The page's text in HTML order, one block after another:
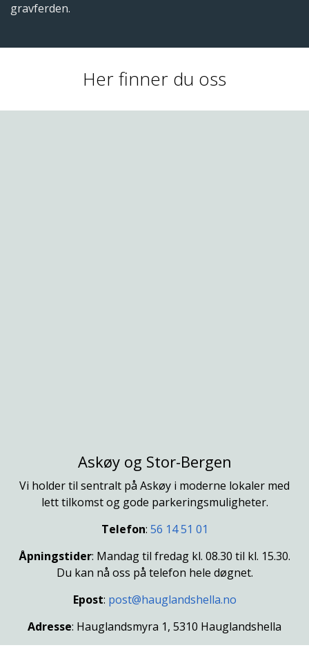
gravferden.
Her finner du oss
Askøy og Stor-Bergen
Vi holder til sentralt på Askøy i moderne lokaler med
lett tilkomst og gode parkeringsmuligheter.
Telefon: 56 14 51 01
Åpningstider: Mandag til fredag kl. 08.30 til kl. 15.30.
Du kan nå oss på telefon hele døgnet.
Epost: post@hauglandshella.no
Adresse: Hauglandsmyra 1, 5310 Hauglandshella